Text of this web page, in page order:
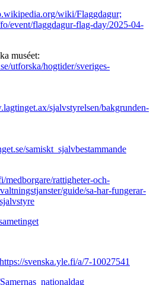
wiki/Flaggdagur;
event/flaggdagur-flag-day/2025-04-
muséet:
utforska/hogtider/sveriges-
sjalvstyrelsen/bakgrunden-
samiskt_sjalvbestammande
medborgare/rattigheter-och-
guide/sa-har-fungerar-
https://svenska.yle.fi/a/7-10027541